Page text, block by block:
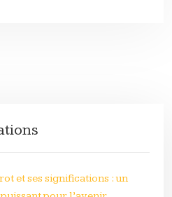
et ses significations : un